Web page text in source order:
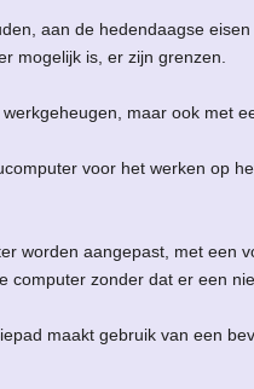
aan de hedendaagse
mogelijk is, er zijn grenzen.
maar ook met
voor het werken op
worden aangepast, met een
zonder dat er een
maakt gebruik van een